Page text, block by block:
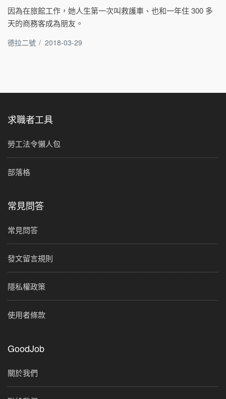
因為在旅館工作，她人生第一次叫救護車、也和一年住 300 多
天的商務客成為朋友。
德拉二號 / 2018-03-29
求職者工具
勞工法令懶人包
部落格
常見問答
常見問答
發文留言規則
隱私權政策
使用者條款
GoodJob
關於我們